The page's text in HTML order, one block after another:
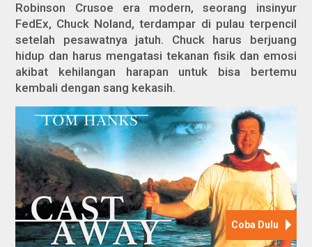
Robinson Crusoe era modern, seorang insinyur
FedEx, Chuck Noland, terdampar di pulau terpencil
setelah pesawatnya jatuh. Chuck harus berjuang
hidup dan harus mengatasi tekanan fisik dan emosi
akibat kehilangan harapan untuk bisa bertemu
kembali dengan sang kekasih.